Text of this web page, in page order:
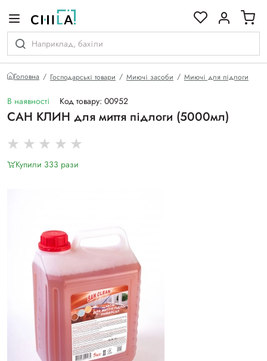
Головна Господарські товари Миючі засоби Миючі для підлоги
В наявності Код товару: 00952
САН КЛИН для миття підлоги (5000мл)
Купили 333 рази
гамі